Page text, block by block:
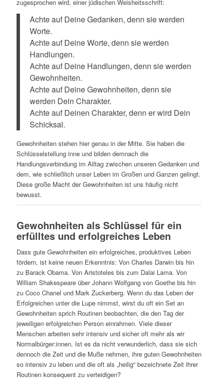
zugesprochen wird, einer jüdischen Weisheitsschrift:
Achte auf Deine Gedanken, denn sie werden
Worte.
Achte auf Deine Worte, denn sie werden
Handlungen.
Achte auf Deine Handlungen, denn sie werden
Gewohnheiten.
Achte auf Deine Gewohnheiten, denn sie
werden Dein Charakter.
Achte auf Deinen Charakter, denn er wird Dein
Schicksal.
Gewohnheiten stehen hier genau in der Mitte. Sie haben die
Schlüsselstellung inne und bilden demnach die
Handlungsverbindung im Alltag zwischen unseren Gedanken und
dem, wie schließlich unser Leben im Großen und Ganzen gelingt.
Diese große Macht der Gewohnheiten ist uns häufig nicht
bewusst.
Gewohnheiten als Schlüssel für ein
erfülltes und erfolgreiches Leben
Dass gute Gewohnheiten ein erfolgreiches, produktives Leben
fördern, ist keine neuen Erkenntnis: Von Charles Darwin bis hin
zu Barack Obama. Von Aristoteles bis zum Dalai Lama. Von
William Shakespeare über Johann Wolfgang von Goethe bis hin
zu Coco Chanel und Mark Zuckerberg. Wenn du das Leben der
Erfolgreichen unter die Lupe nimmst, wirst du oft ein Set an
Gewohnheiten sprich Routinen beobachten, die den Tag der
jeweiligen erfolgreichen Person einrahmen. Viele dieser
Menschen arbeiten sehr intensiv und sicher oft mehr als wir
Normalbürger:innen. Ist es da nicht verwunderlich, dass sie sich
dennoch die Zeit und die Muße nehmen, ihre guten Gewohnheiten
so intensiv zu leben und die oft als „heilig“ bezeichnete Zeit ihrer
Routinen konsequent zu verteidigen?